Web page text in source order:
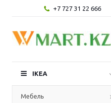
+7 727 31 22 666
IKEA
Мебель